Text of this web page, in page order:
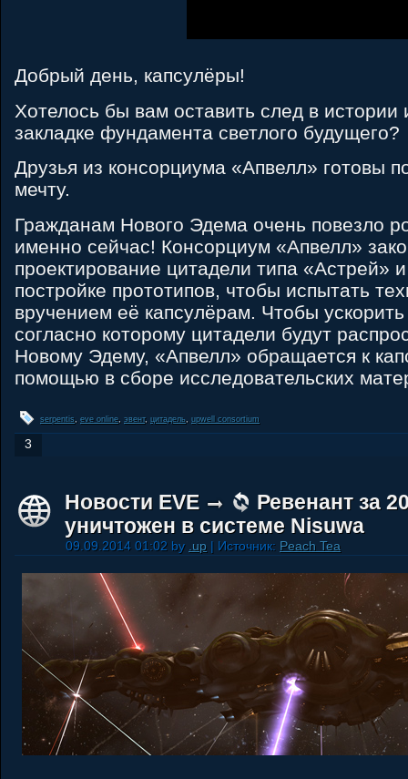
Добрый день, капсулёры!
Хотелось бы вам оставить след в истории
закладке фундамента светлого будущего?
Друзья из консорциума «Апвелл» готовы
мечту.
Гражданам Нового Эдема очень повезло
именно сейчас! Консорциум «Апвелл»
проектирование цитадели типа «Астрей» и
постройке прототипов, чтобы испытать
вручением её капсулёрам. Чтобы
согласно которому цитадели будут
Новому Эдему, «Апвелл» обращается к
помощью в сборе исследовательских
serpentis eve online, эвент, цитадель upwell consortium
3
Новости EVE
Ревенант за
уничтожен в системе Nisuwa
09.09.2014 01:02 by .up | Источник: Peach Tea